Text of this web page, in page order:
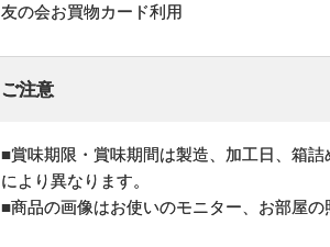
友の会お買物カード利用
ご注意
■賞味期限・賞味期間は製造、加工日、箱
により異なります。
■商品の画像はお使いのモニター、お部屋